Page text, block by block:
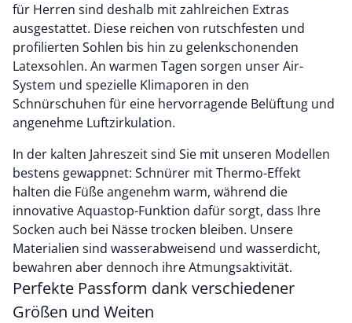
für Herren sind deshalb mit zahlreichen Extras
ausgestattet. Diese reichen von rutschfesten und
profilierten Sohlen bis hin zu gelenkschonenden
Latexsohlen. An warmen Tagen sorgen unser Air-
System und spezielle Klimaporen in den
Schnürschuhen für eine hervorragende Belüftung und
angenehme Luftzirkulation.
In der kalten Jahreszeit sind Sie mit unseren Modellen
bestens gewappnet: Schnürer mit Thermo-Effekt
halten die Füße angenehm warm, während die
innovative Aquastop-Funktion dafür sorgt, dass Ihre
Socken auch bei Nässe trocken bleiben. Unsere
Materialien sind wasserabweisend und wasserdicht,
bewahren aber dennoch ihre Atmungsaktivität.
Perfekte Passform dank verschiedener
Größen und Weiten